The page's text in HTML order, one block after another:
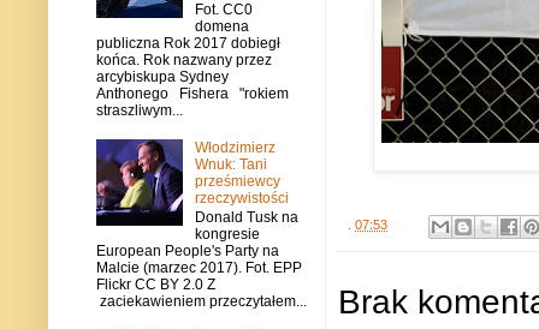
. 07:53
Brak
Fot. CC0
domena
publiczna Rok 2017 dobiegł
końca. Rok nazwany przez
arcybiskupa Sydney
Anthonego Fishera "rokiem
straszliwym...
Włodzimierz
Wnuk: Tani
prześmiewcy
rzeczywistości
Donald Tusk na
kongresie
European People's Party na
Malcie (marzec 2017). Fot. EPP
Flickr CC BY 2.0 Z
zaciekawieniem przeczytałem...